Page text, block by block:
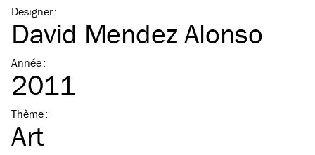
Designer:
David Mendez Alonso
Année:
2011
Thème:
Art